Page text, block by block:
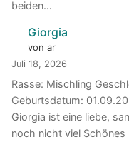
beiden…
Giorgia
von ar
Juli 18, 2026
Rasse: Mischling
Geburtsdatum:
Giorgia ist eine liebe,
noch nicht viel Schönes